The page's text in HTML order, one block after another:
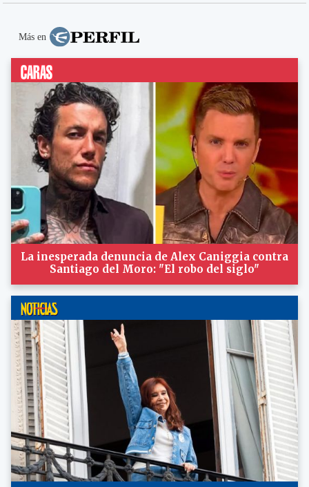
Más en
La inesperada denuncia de Alex Caniggia contra
Santiago del Moro: "El robo del siglo"